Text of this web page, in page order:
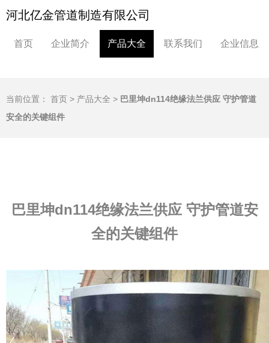
河北亿金管道制造有限公司
首页 企业简介 产品大全 联系我们 企业信息
当前位置： 首页 > 产品大全 > 巴里坤dn114绝缘法兰供应 守护管道
安全的关键组件
巴里坤dn114绝缘法兰供应 守护管道安
全的关键组件